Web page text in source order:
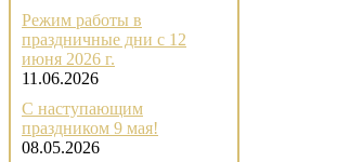
Режим работы в
праздничные дни с 12
июня 2026 г.
11.06.2026
С наступающим
праздником 9 мая!
08.05.2026